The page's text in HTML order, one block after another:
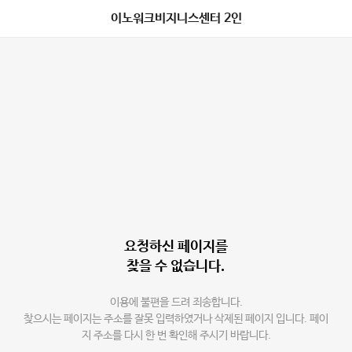
이노워크비지니스센터 2인
요청하신 페이지를
찾을 수 없습니다.
이용에 불편을 드려 죄송합니다.
찾으시는 페이지는 주소를 잘못 입력하였거나 삭제된 페이지 입니다. 페이
지 주소를 다시 한 번 확인해 주시기 바랍니다.